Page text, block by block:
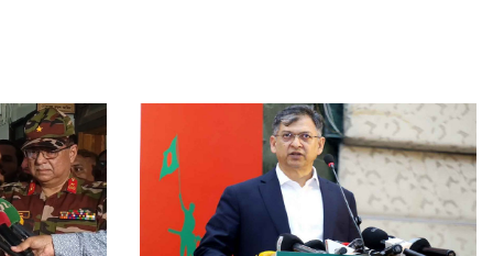
বিশ্বকাপে আফগানিস্তান, টিকিট পেতে ভারতের অপেক্ষায়
বাংলাদেশ
সিলেটে বাস দুর্ঘটনায় নিহতদের প্রত্যেক পরিবার পাবে ৫ লাখ
টাকা